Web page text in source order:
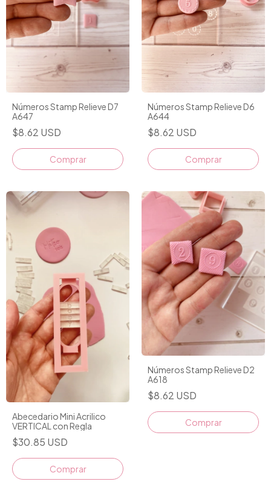
Números Stamp Relieve D7
A647
$8.62 USD
Comprar
Números Stamp Relieve D6
A644
$8.62 USD
Comprar
Abecedario Mini Acrilico
VERTICAL con Regla
$30.85 USD
Números Stamp Relieve D2
A618
$8.62 USD
Comprar